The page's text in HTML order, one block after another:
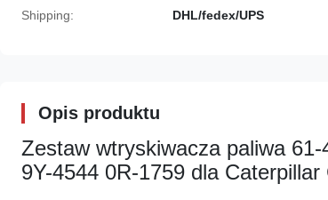
Shipping: DHL/fedex/UPS
Opis produktu
Zestaw wtryskiwacza paliwa
9Y-4544 0R-1759 dla